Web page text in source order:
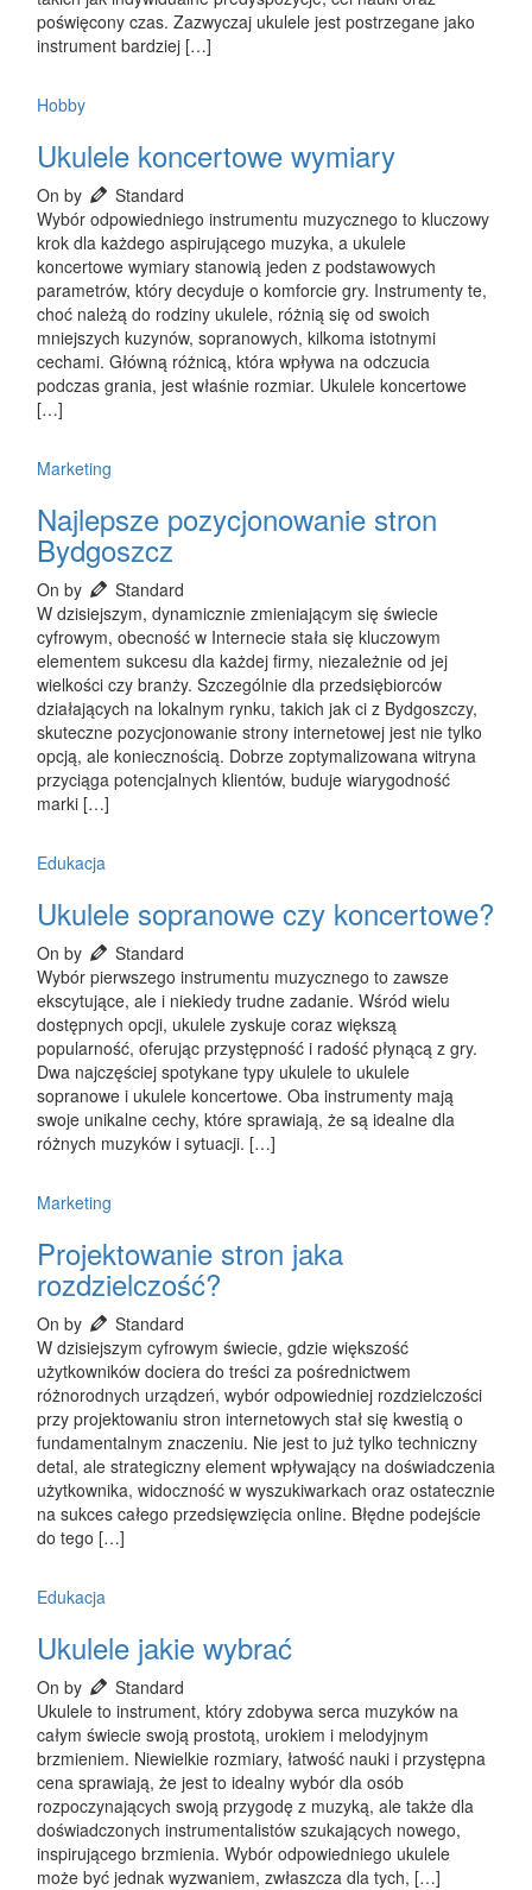
poświęcony czas. Zazwyczaj ukulele jest postrzegane jako
instrument bardziej […]
Hobby
Ukulele koncertowe wymiary
On by
Standard
Wybór odpowiedniego instrumentu muzycznego to kluczowy
krok dla każdego aspirującego muzyka, a ukulele
koncertowe wymiary stanowią jeden z podstawowych
parametrów, który decyduje o komforcie gry. Instrumenty te,
choć należą do rodziny ukulele, różnią się od swoich
mniejszych kuzynów, sopranowych, kilkoma istotnymi
cechami. Główną różnicą, która wpływa na odczucia
podczas grania, jest właśnie rozmiar. Ukulele koncertowe
[…]
Marketing
Najlepsze pozycjonowanie stron
Bydgoszcz
On by
Standard
W dzisiejszym, dynamicznie zmieniającym się świecie
cyfrowym, obecność w Internecie stała się kluczowym
elementem sukcesu dla każdej firmy, niezależnie od jej
wielkości czy branży. Szczególnie dla przedsiębiorców
działających na lokalnym rynku, takich jak ci z Bydgoszczy,
skuteczne pozycjonowanie strony internetowej jest nie tylko
opcją, ale koniecznością. Dobrze zoptymalizowana witryna
przyciąga potencjalnych klientów, buduje wiarygodność
marki […]
Edukacja
Ukulele sopranowe czy koncertowe?
On by
Standard
Wybór pierwszego instrumentu muzycznego to zawsze
ekscytujące, ale i niekiedy trudne zadanie. Wśród wielu
dostępnych opcji, ukulele zyskuje coraz większą
popularność, oferując przystępność i radość płynącą z gry.
Dwa najczęściej spotykane typy ukulele to ukulele
sopranowe i ukulele koncertowe. Oba instrumenty mają
swoje unikalne cechy, które sprawiają, że są idealne dla
różnych muzyków i sytuacji. […]
Marketing
Projektowanie stron jaka
rozdzielczość?
On by
Standard
W dzisiejszym cyfrowym świecie, gdzie większość
użytkowników dociera do treści za pośrednictwem
różnorodnych urządzeń, wybór odpowiedniej rozdzielczości
przy projektowaniu stron internetowych stał się kwestią o
fundamentalnym znaczeniu. Nie jest to już tylko techniczny
detal, ale strategiczny element wpływający na doświadczenia
użytkownika, widoczność w wyszukiwarkach oraz ostatecznie
na sukces całego przedsięwzięcia online. Błędne podejście
do tego […]
Edukacja
Ukulele jakie wybrać
On by
Standard
Ukulele to instrument, który zdobywa serca muzyków na
całym świecie swoją prostotą, urokiem i melodyjnym
brzmieniem. Niewielkie rozmiary, łatwość nauki i przystępna
cena sprawiają, że jest to idealny wybór dla osób
rozpoczynających swoją przygodę z muzyką, ale także dla
doświadczonych instrumentalistów szukających nowego,
inspirującego brzmienia. Wybór odpowiedniego ukulele
może być jednak wyzwaniem, zwłaszcza dla tych, […]